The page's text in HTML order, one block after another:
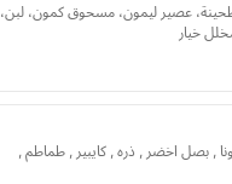
طحينة، عصير ليمون، مسحوق كمون، لبن،
خيار
, بصل اخضر , ذره , كايبير , طماطم ,